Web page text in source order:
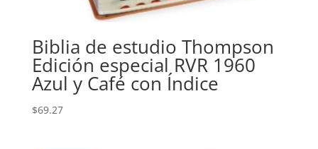
Biblia de estudio Thompson
Edición especial RVR 1960
Azul y Café con Índice
$69.27